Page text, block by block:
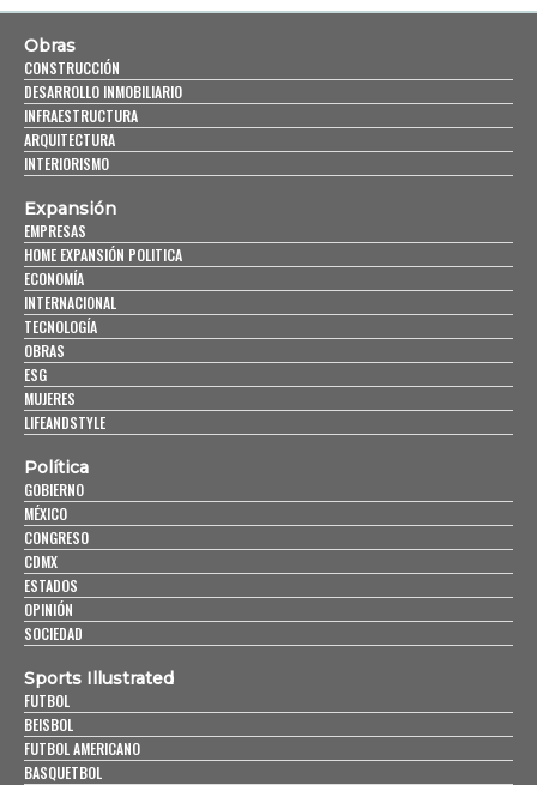
Obras
CONSTRUCCIÓN
DESARROLLO INMOBILIARIO
INFRAESTRUCTURA
ARQUITECTURA
INTERIORISMO
Expansión
EMPRESAS
HOME EXPANSIÓN POLITICA
ECONOMÍA
INTERNACIONAL
TECNOLOGÍA
OBRAS
ESG
MUJERES
LIFEANDSTYLE
Política
GOBIERNO
MÉXICO
CONGRESO
CDMX
ESTADOS
OPINIÓN
SOCIEDAD
Sports Illustrated
FUTBOL
BEISBOL
FUTBOL AMERICANO
BASQUETBOL